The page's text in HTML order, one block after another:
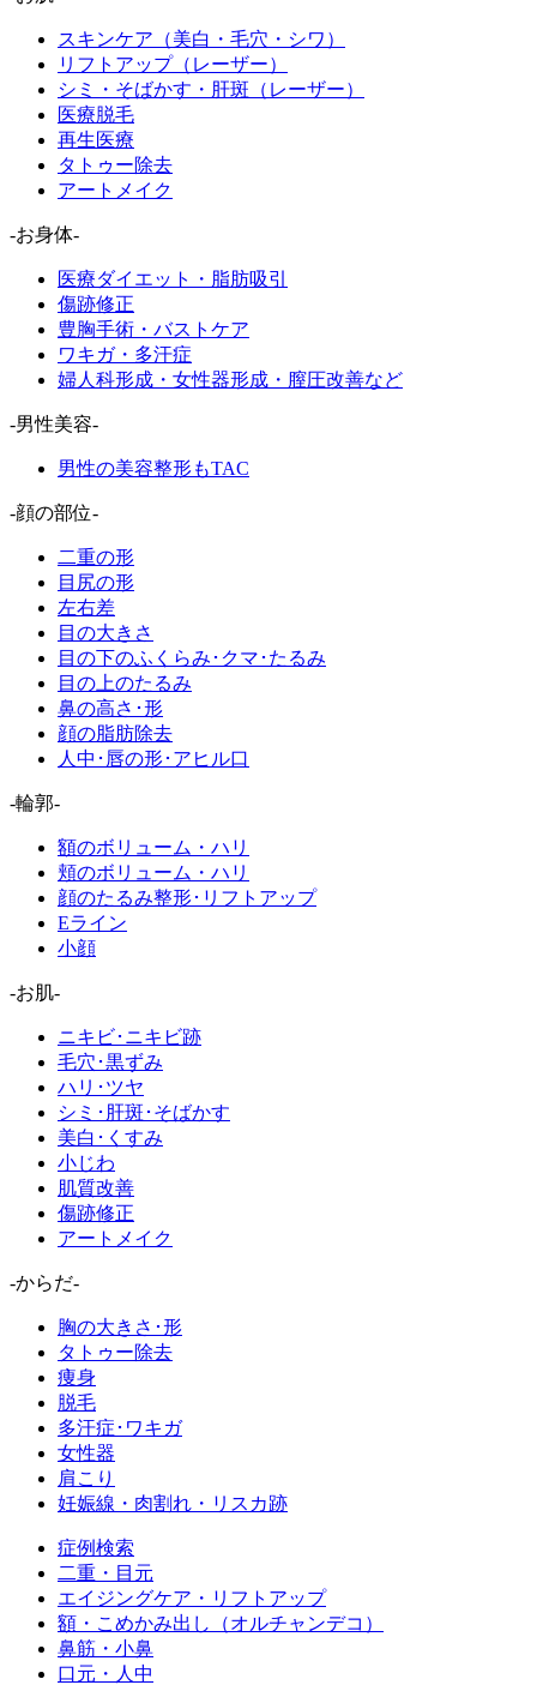
スキンケア（美白・毛穴・シワ）
リフトアップ（レーザー）
シミ・そばかす・肝斑（レーザー）
医療脱毛
再生医療
タトゥー除去
アートメイク
-お身体-
医療ダイエット・脂肪吸引
傷跡修正
豊胸手術・バストケア
ワキガ・多汗症
婦人科形成・女性器形成・膣圧改善など
-男性美容-
男性の美容整形もTAC
-顔の部位-
二重の形
目尻の形
左右差
目の大きさ
目の下のふくらみ･クマ･たるみ
目の上のたるみ
鼻の高さ･形
顔の脂肪除去
人中･唇の形･アヒル口
-輪郭-
額のボリューム・ハリ
頬のボリューム・ハリ
顔のたるみ整形･リフトアップ
Eライン
小顔
-お肌-
ニキビ･ニキビ跡
毛穴･黒ずみ
ハリ･ツヤ
シミ･肝斑･そばかす
美白･くすみ
小じわ
肌質改善
傷跡修正
アートメイク
-からだ-
胸の大きさ･形
タトゥー除去
痩身
脱毛
多汗症･ワキガ
女性器
肩こり
妊娠線・肉割れ・リスカ跡
症例検索
二重・目元
エイジングケア・リフトアップ
額・こめかみ出し（オルチャンデコ）
鼻筋・小鼻
口元・人中